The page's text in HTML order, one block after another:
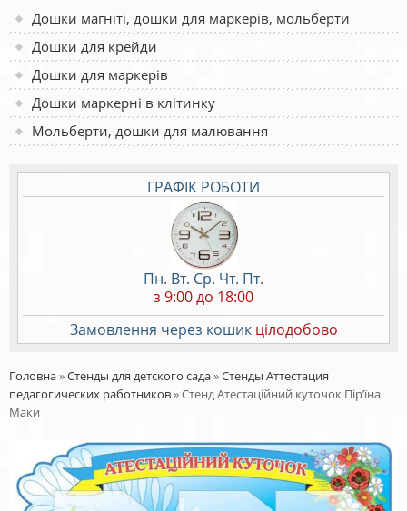
Дошки магніті, дошки для маркерів, мольберти
Дошки для крейди
Дошки для маркерів
Дошки маркерні в клітинку
Мольберти, дошки для малювання
ГРАФІК РОБОТИ
Пн. Вт. Ср. Чт. Пт.
з 9:00 до 18:00
Замовлення через кошик цілодобово
Головна»Стенды для детского сада»Стенды Аттестация
педагогических работников»Стенд Атестаційний куточок Пір’їна
Маки